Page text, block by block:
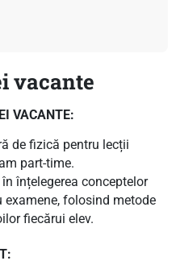
vacante
VACANTE:
de fizică pentru lecții
part-time.
înțelegerea conceptelor
folosind metode
fiecărui elev.